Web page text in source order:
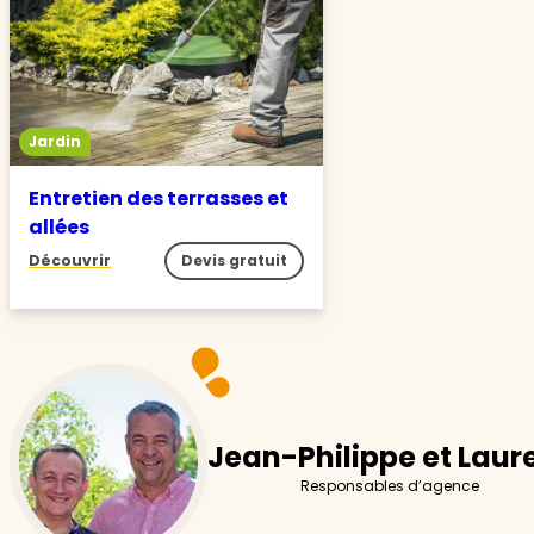
Jardin
Entretien des terrasses et
allées
Découvrir Devis gratuit
Jean-Philippe et
Responsables d’agence